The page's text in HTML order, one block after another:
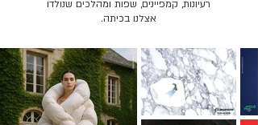
רעיונות, קמפיינים, שפות ומהלכים שנולדו
אצלנו בכיתה.